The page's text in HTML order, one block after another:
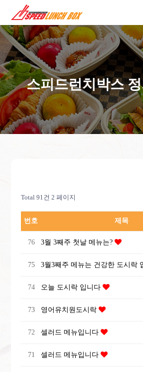
스피드런치박스
Total 91건 2 페이지
번호 제목
76 3월 3째주 첫날 메뉴는?
75 3월3째주 메뉴는 건강한 도시락
74 오늘 도시락 입니다
73 영어유치원도시락
72 셀러드 메뉴입니다
71 셀러드 메뉴입니다